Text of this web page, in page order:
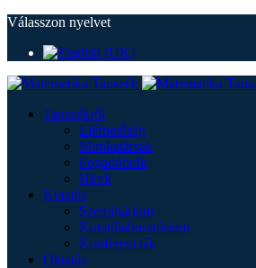
Válasszon nyelvet
Tanszékről
Elérhetőség
Munkatársak
Fogadóórák
Hírek
Kutatás
Szeminárium
Kutatólaboratórium
Konferenciák
Oktatás